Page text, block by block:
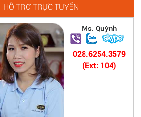
HỖ TRỢ TRỰC TUYẾN
Ms. Quỳnh
028.6254.3579
(Ext: 104)